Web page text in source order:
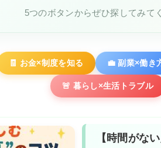
5つのボタンからぜひ探してみて
🧾 お金×制度を知る 💼 副業×働き
🚨 暮らし×生活トラブル
【時間がな